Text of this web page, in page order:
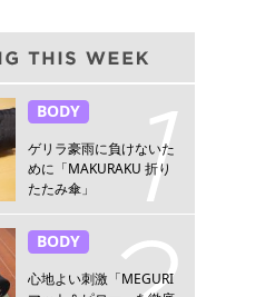
BODY
ゲリラ豪雨に負けないた
めに「MAKURAKU 折り
たたみ傘」
BODY
心地よい刺激「MEGURI